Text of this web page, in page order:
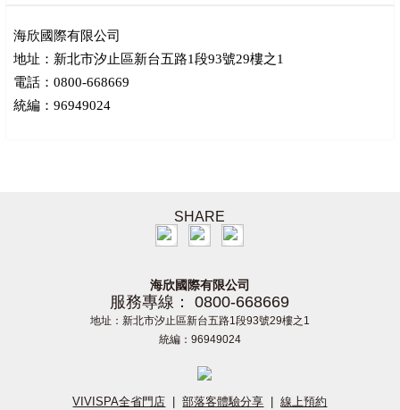
海欣國際有限公司
地址：新北市汐止區新台五路1段93號29樓之1
電話：0800-668669
統編：96949024
SHARE
海欣國際有限公司
服務專線： 0800-668669
地址：新北市汐止區新台五路1段93號29樓之1
統編：96949024
VIVISPA全省門店 | 部落客體驗分享 | 線上預約